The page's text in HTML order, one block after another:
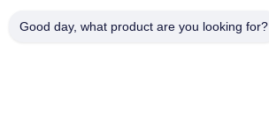
वीडियो
हमारे बारे में
Good day, what product are you looking for?